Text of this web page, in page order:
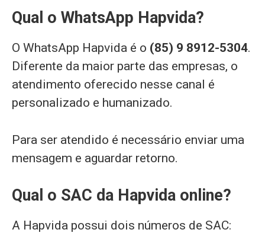
Qual o WhatsApp Hapvida?
O WhatsApp Hapvida é o (85) 9 8912-5304.
Diferente da maior parte das empresas, o
atendimento oferecido nesse canal é
personalizado e humanizado.
Para ser atendido é necessário enviar uma
mensagem e aguardar retorno.
Qual o SAC da Hapvida online?
A Hapvida possui dois números de SAC: